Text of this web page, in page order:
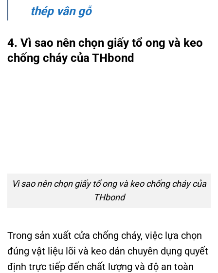
thép vân gỗ
4. Vì sao nên chọn giấy tổ ong và keo
chống cháy của THbond
Vì sao nên chọn giấy tổ ong và keo chống cháy của
THbond
Trong sản xuất cửa chống cháy, việc lựa chọn
đúng vật liệu lõi và keo dán chuyên dụng quyết
định trực tiếp đến chất lượng và độ an toàn